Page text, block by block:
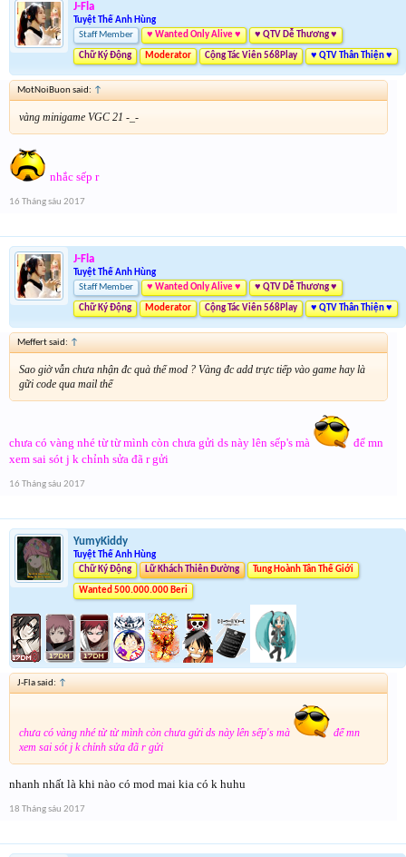
J-Fla
Tuyệt Thế Anh Hùng
Staff Member
♥ Wanted Only Alive ♥ ♥ QTV Dễ Thương ♥
Chữ Ký Động Moderator Cộng Tác Viên 568Play ♥ QTV Thân Thiện ♥
MotNoiBuon said: ↑
vàng minigame VGC 21 -_-
nhắc sếp r
16 Tháng sáu 2017
J-Fla
Tuyệt Thế Anh Hùng
Staff Member
♥ Wanted Only Alive ♥ ♥ QTV Dễ Thương ♥
Chữ Ký Động Moderator Cộng Tác Viên 568Play ♥ QTV Thân Thiện ♥
Meffert said: ↑
Sao giờ vẫn chưa nhận đc quà thế mod ? Vàng đc add trực tiếp vào game hay là
gữi code qua mail thế
chưa có vàng nhé từ từ mình còn chưa gửi ds này lên sếp's mà
để mn
xem sai sót j k chỉnh sửa đã r gửi
16 Tháng sáu 2017
YumyKiddy
Tuyệt Thế Anh Hùng
Chữ Ký Động
Lữ Khách Thiên Đường Tung Hoành Tân Thế Giới
Wanted 500.000.000 Beri
J-Fla said: ↑
chưa có vàng nhé từ từ mình còn chưa gửi ds này lên sếp's mà
để mn
xem sai sót j k chỉnh sửa đã r gửi
nhanh nhất là khi nào có mod mai kia có k huhu
18 Tháng sáu 2017